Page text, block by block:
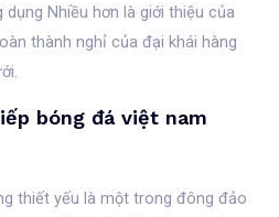
Nhiều hơn là giới thiệu của
thành nghỉ của đại khái hàng
bóng đá việt nam
thiết yếu là một trong đông đảo